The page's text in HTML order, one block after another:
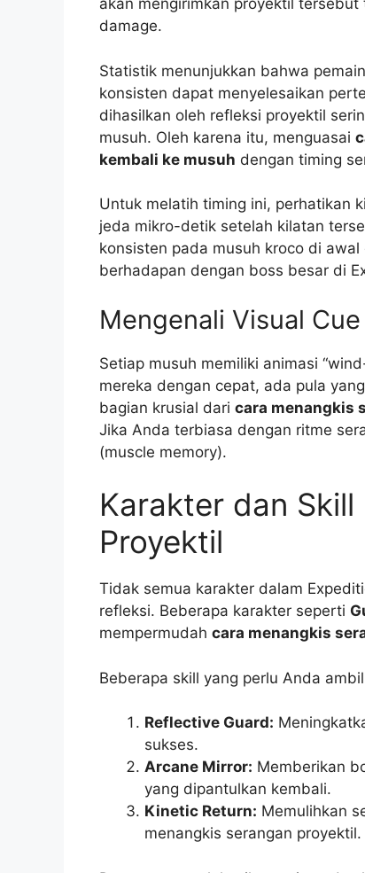
akan mengirimkan proyektil
damage.
Statistik menunjukkan bahwa
konsisten dapat menyelesaikan
dihasilkan oleh refleksi proyektil
musuh. Oleh karena itu, menguasai
kembali ke musuh dengan timing
Untuk melatih timing ini, perhatikan
jeda mikro-detik setelah kilatan
konsisten pada musuh kroco di
berhadapan dengan boss besar di
Mengenali Visual
Setiap musuh memiliki animasi
mereka dengan cepat, ada pula
bagian krusial dari cara menangkis
Jika Anda terbiasa dengan ritme
(muscle memory).
Karakter dan
Proyektil
Tidak semua karakter dalam
refleksi. Beberapa karakter seperti
mempermudah cara menangkis
Beberapa skill yang perlu Anda
Reflective Guard:
sukses.
Arcane Mirror: Memberikan
yang dipantulkan kembali.
Kinetic Return: Memulihkan
menangkis serangan proyektil.